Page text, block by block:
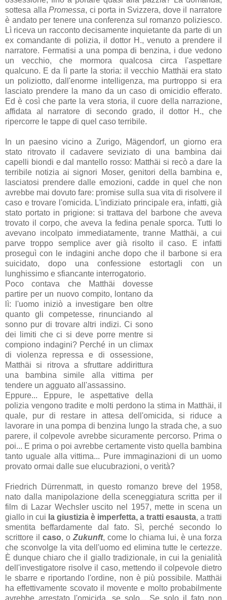
sottesa allaPromessa, ci porta in Svizzera, dove il narratore
è andato per tenere una conferenza sul romanzo poliziesco.
Lì riceva un racconto decisamente inquietante da parte di un
ex comandante di polizia, il dottor H., venuto a prendere il
narratore. Fermatisi a una pompa di benzina, i due vedono
un vecchio, che mormora qualcosa circa l'aspettare
qualcuno. E da lì parte la storia: il vecchio Matthäi era stato
un poliziotto, dall'enorme intelligenza, ma purtroppo si era
lasciato prendere la mano da un caso di omicidio efferato.
Ed è così che parte la vera storia, il cuore della narrazione,
affidata al narratore di secondo grado, il dottor H., che
ripercorre le tappe di quel caso terribile.
In un paesino vicino a Zurigo, Mägendorf, un giorno era
stato ritrovato il cadavere seviziato di una bambina dai
capelli biondi e dal mantello rosso: Matthäi si recò a dare la
terribile notizia ai signori Moser, genitori della bambina e,
lasciatosi prendere dalle emozioni, cadde in quel che non
avrebbe mai dovuto fare: promise sulla sua vita di risolvere il
caso e trovare l'omicida. L'indiziato principale era, infatti, già
stato portato in prigione: si trattava del barbone che aveva
trovato il corpo, che aveva la fedina penale sporca. Tutti lo
avevano incolpato immediatamente, tranne Matthäi, a cui
parve troppo semplice aver già risolto il caso. E infatti
proseguì con le indagini anche dopo che il barbone si era
suicidato, dopo una confessione estortagli con un
lunghissimo e sfiancante interrogatorio.
Poco contava che Matthäi dovesse
partire per un nuovo compito, lontano da
lì: l'uomo iniziò a investigare ben oltre
quanto gli competesse, rinunciando al
sonno pur di trovare altri indizi. Ci sono
dei limiti che ci si deve porre mentre si
compiono indagini? Perché in un climax
di violenza repressa e di ossessione,
Matthäi si ritrova a sfruttare addirittura
una bambina simile alla vittima per
tendere un agguato all'assassino.
Eppure... Eppure, le aspettative della
polizia vengono tradite e molti perdono la stima in Matthäi, il
quale, pur di restare in attesa dell'omicida, si riduce a
lavorare in una pompa di benzina lungo la strada che, a suo
parere, il colpevole avrebbe sicuramente percorso. Prima o
poi... E prima o poi avrebbe certamente visto quella bambina
tanto uguale alla vittima... Pure immaginazioni di un uomo
provato ormai dalle sue elucubrazioni, o verità?
Friedrich Dürrenmatt, in questo romanzo breve del 1958,
nato dalla manipolazione della sceneggiatura scritta per il
film di Lazar Wechsler uscito nel 1957, mette in scena un
giallo in cui la giustizia è imperfetta, a tratti esausta, a tratti
smentita beffardamente dal fato. Sì, perché secondo lo
scrittore il caso, o Zukunft, come lo chiama lui, è una forza
che sconvolge la vita dell'uomo ed elimina tutte le certezze.
È dunque chiaro che il giallo tradizionale, in cui la genialità
dell'investigatore risolve il caso, mettendo il colpevole dietro
le sbarre e riportando l'ordine, non è più possibile. Matthäi
ha effettivamente scovato il movente e molto probabilmente
avrebbe arrestato l'omicida, se solo... Se solo il fato non